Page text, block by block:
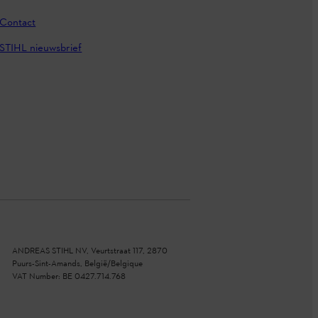
Contact
STIHL nieuwsbrief
ANDREAS STIHL NV, Veurtstraat 117, 2870
Puurs-Sint-Amands, België/Belgique
VAT Number: BE 0427.714.768